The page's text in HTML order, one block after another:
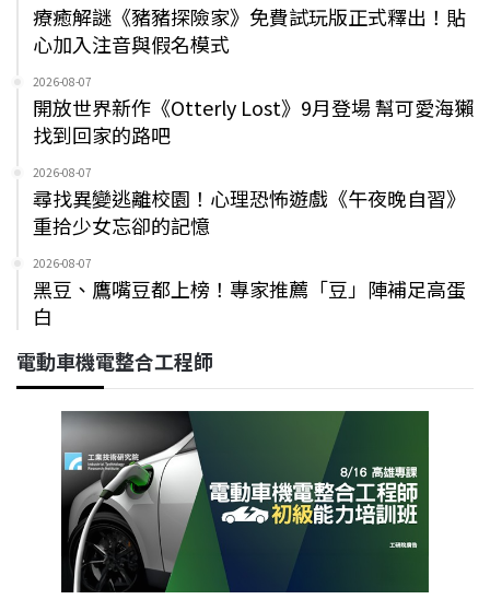
療癒解謎《豬豬探險家》免費試玩版正式釋出！貼
心加入注音與假名模式
2026-08-07
開放世界新作《Otterly Lost》9月登場 幫可愛海獺
找到回家的路吧
2026-08-07
尋找異變逃離校園！心理恐怖遊戲《午夜晚自習》
重拾少女忘卻的記憶
2026-08-07
黑豆、鷹嘴豆都上榜！專家推薦「豆」陣補足高蛋
白
電動車機電整合工程師